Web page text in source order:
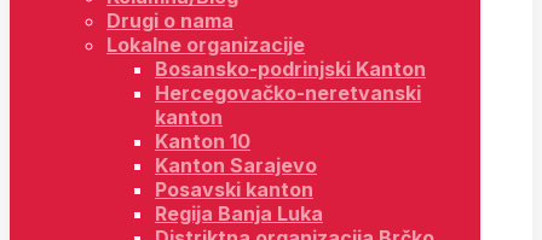
Drugi o nama
Lokalne organizacije
Bosansko-podrinjski Kanton
Hercegovačko-neretvanski
kanton
Kanton 10
Kanton Sarajevo
Posavski kanton
Regija Banja Luka